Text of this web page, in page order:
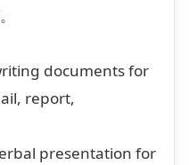
documents for
report,
presentation for